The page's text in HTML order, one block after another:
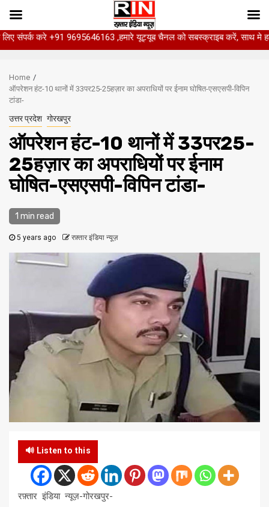
+91 9695646163 ,हमारे यूट्यूब चैनल को सबस्क्राइब करें, साथ मे हमारे फेसबुक
content
Home
ऑपरेशन हंट-10 थानों में 33पर25-25हज़ार का अपराधियों पर ईनाम घोषित-एसएसपी-विपिन
टांडा-
उत्तर प्रदेश गोरखपुर
ऑपरेशन हंट-10 थानों में 33पर25-
25हज़ार का अपराधियों पर ईनाम
घोषित-एसएसपी-विपिन टांडा-
1 min read
5 years ago रफ़्तार इंडिया न्यूज़
🔊 Listen to this
रफ़्तार इंडिया न्यूज़-गोरखपुर-